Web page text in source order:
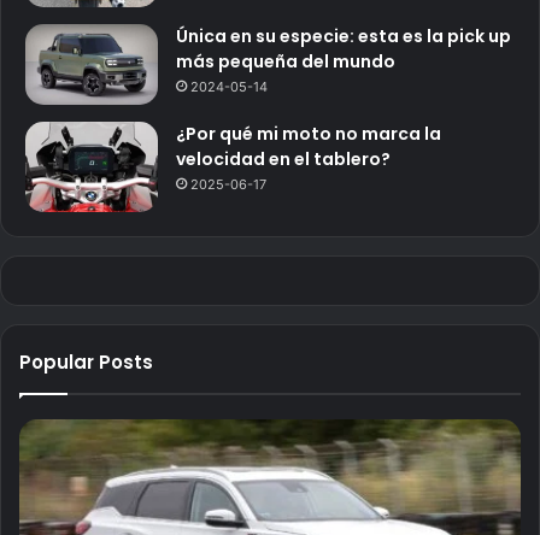
Única en su especie: esta es la pick up
más pequeña del mundo
2024-05-14
¿Por qué mi moto no marca la
velocidad en el tablero?
2025-06-17
Popular Posts